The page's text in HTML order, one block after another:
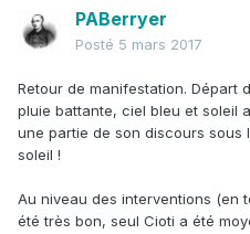
PABerryer
Posté 5 mars 2017
Retour de manifestation. Départ
pluie battante, ciel bleu et soleil
une partie de son discours sous
soleil !
Au niveau des interventions (en
été très bon, seul Cioti a été